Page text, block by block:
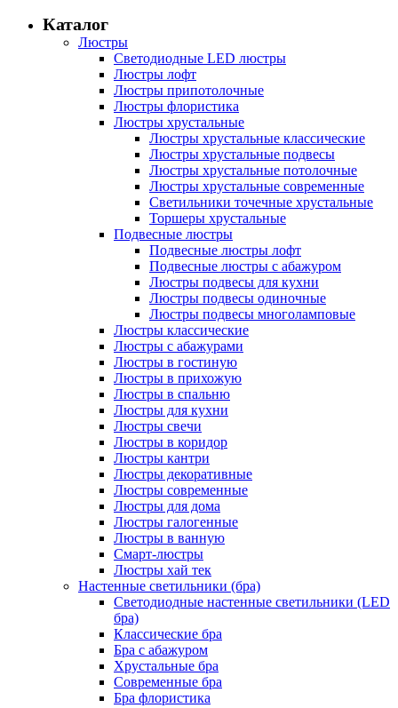
Каталог
Люстры
Светодиодные LED люстры
Люстры лофт
Люстры припотолочные
Люстры флористика
Люстры хрустальные
Люстры хрустальные классические
Люстры хрустальные подвесы
Люстры хрустальные потолочные
Люстры хрустальные современные
Светильники точечные хрустальные
Торшеры хрустальные
Подвесные люстры
Подвесные люстры лофт
Подвесные люстры с абажуром
Люстры подвесы для кухни
Люстры подвесы одиночные
Люстры подвесы многоламповые
Люстры классические
Люстры с абажурами
Люстры в гостиную
Люстры в прихожую
Люстры в спальню
Люстры для кухни
Люстры свечи
Люстры в коридор
Люстры кантри
Люстры декоративные
Люстры современные
Люстры для дома
Люстры галогенные
Люстры в ванную
Смарт-люстры
Люстры хай тек
Настенные светильники (бра)
Светодиодные настенные светильники (LED
бра)
Классические бра
Бра с абажуром
Хрустальные бра
Современные бра
Бра флористика